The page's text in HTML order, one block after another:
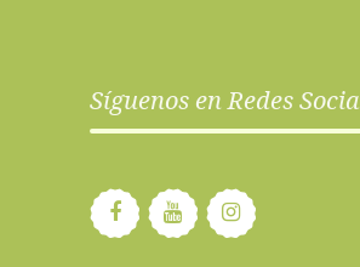
Síguenos en Redes